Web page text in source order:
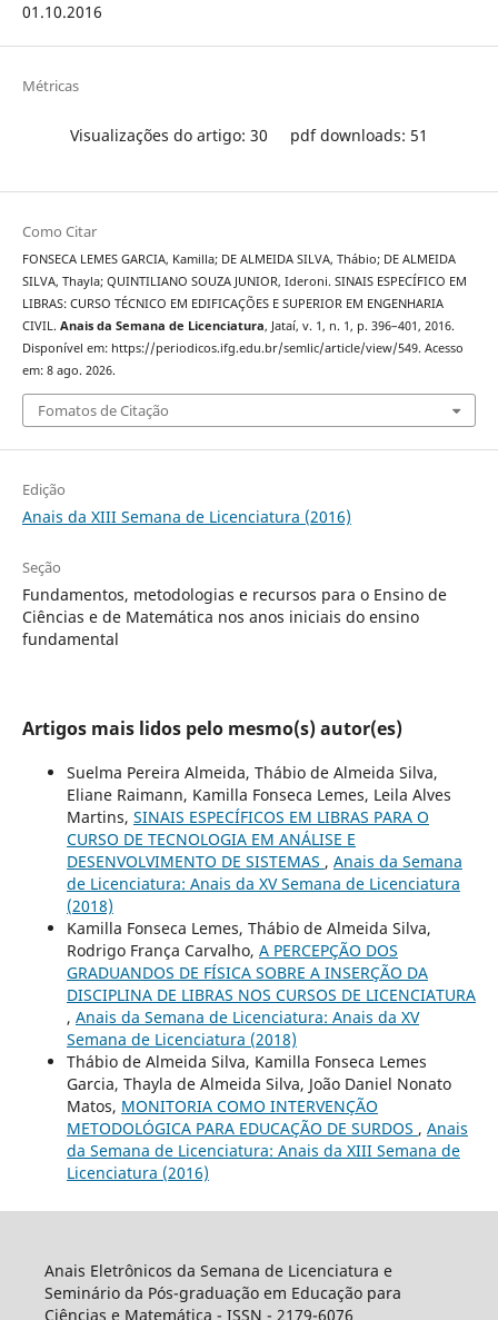
01.10.2016
Métricas
Visualizações do artigo: 30 pdf downloads: 51
Como Citar
FONSECA LEMES GARCIA, Kamilla; DE ALMEIDA SILVA, Thábio; DE ALMEIDA
SILVA, Thayla; QUINTILIANO SOUZA JUNIOR, Ideroni. SINAIS ESPECÍFICO EM
LIBRAS: CURSO TÉCNICO EM EDIFICAÇÕES E SUPERIOR EM ENGENHARIA
CIVIL. Anais da Semana de Licenciatura, Jataí, v. 1, n. 1, p. 396–401, 2016.
Disponível em: https://periodicos.ifg.edu.br/semlic/article/view/549. Acesso
em: 8 ago. 2026.
Fomatos de Citação
Edição
Anais da XIII Semana de Licenciatura (2016)
Seção
Fundamentos, metodologias e recursos para o Ensino de
Ciências e de Matemática nos anos iniciais do ensino
fundamental
Artigos mais lidos pelo mesmo(s) autor(es)
Suelma Pereira Almeida, Thábio de Almeida Silva,
Eliane Raimann, Kamilla Fonseca Lemes, Leila Alves
Martins, SINAIS ESPECÍFICOS EM LIBRAS PARA O
CURSO DE TECNOLOGIA EM ANÁLISE E
DESENVOLVIMENTO DE SISTEMAS , Anais da Semana
de Licenciatura: Anais da XV Semana de Licenciatura
(2018)
Kamilla Fonseca Lemes, Thábio de Almeida Silva,
Rodrigo França Carvalho, A PERCEPÇÃO DOS
GRADUANDOS DE FÍSICA SOBRE A INSERÇÃO DA
DISCIPLINA DE LIBRAS NOS CURSOS DE LICENCIATURA
, Anais da Semana de Licenciatura: Anais da XV
Semana de Licenciatura (2018)
Thábio de Almeida Silva, Kamilla Fonseca Lemes
Garcia, Thayla de Almeida Silva, João Daniel Nonato
Matos, MONITORIA COMO INTERVENÇÃO
METODOLÓGICA PARA EDUCAÇÃO DE SURDOS , Anais
da Semana de Licenciatura: Anais da XIII Semana de
Licenciatura (2016)
Anais Eletrônicos da Semana de Licenciatura e
Seminário da Pós-graduação em Educação para
Ciências e Matemática - ISSN - 2179-6076